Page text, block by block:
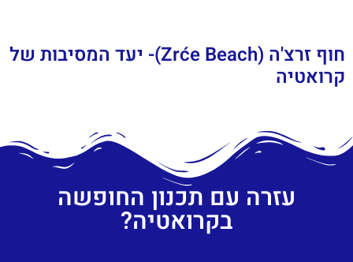
חוף זרצ'ה (Zrće Beach)- יעד המסיבות של
קרואטיה
עזרה עם תכנון החופשה
בקרואטיה?